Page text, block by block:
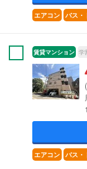
エアコン バス・
賃貸マンション 学
エアコン バス・